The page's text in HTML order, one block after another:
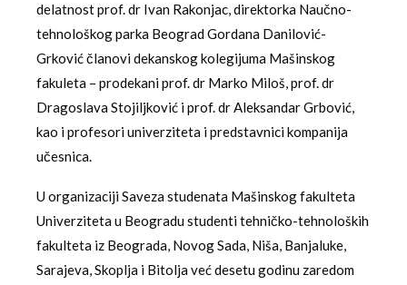
delatnost prof. dr Ivan Rakonjac, direktorka Naučno-
tehnološkog parka Beograd Gordana Danilović-
Grković članovi dekanskog kolegijuma Mašinskog
fakuleta – prodekani prof. dr Marko Miloš, prof. dr
Dragoslava Stojiljković i prof. dr Aleksandar Grbović,
kao i profesori univerziteta i predstavnici kompanija
učesnica.
U organizaciji Saveza studenata Mašinskog fakulteta
Univerziteta u Beogradu studenti tehničko-tehnoloških
fakulteta iz Beograda, Novog Sada, Niša, Banjaluke,
Sarajeva, Skoplja i Bitolja već desetu godinu zaredom